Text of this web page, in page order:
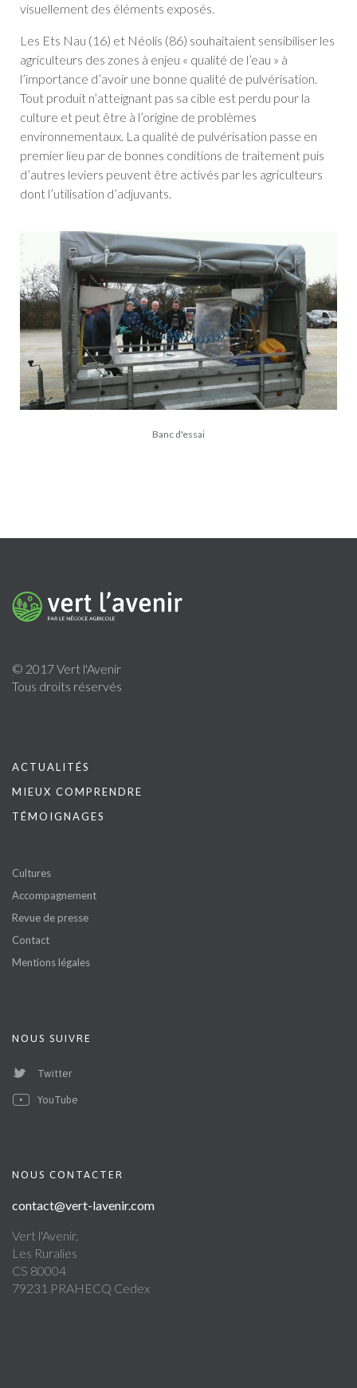
visuellement des éléments exposés.
Les Ets Nau (16) et Néolis (86) souhaitaient sensibiliser les
agriculteurs des zones à enjeu « qualité de l’eau » à
l’importance d’avoir une bonne qualité de pulvérisation.
Tout produit n’atteignant pas sa cible est perdu pour la
culture et peut être à l’origine de problèmes
environnementaux. La qualité de pulvérisation passe en
premier lieu par de bonnes conditions de traitement puis
d’autres leviers peuvent être activés par les agriculteurs
dont l’utilisation d’adjuvants.
Banc d'essai
© 2017 Vert l'Avenir
Tous droits réservés
ACTUALITÉS
MIEUX COMPRENDRE
TÉMOIGNAGES
Cultures
Accompagnement
Revue de presse
Contact
Mentions légales
NOUS SUIVRE
Twitter
YouTube
NOUS CONTACTER
contact@vert-lavenir.com
Vert l'Avenir,
Les Ruralies
CS 80004
79231 PRAHECQ Cedex